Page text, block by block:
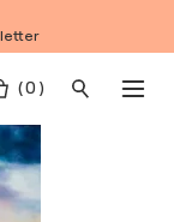
( 0 )